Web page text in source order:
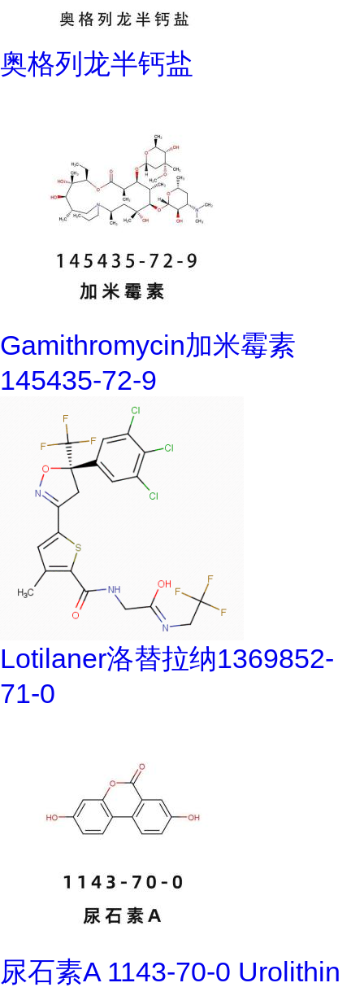
奥格列龙半钙盐
Gamithromycin加米霉素
145435-72-9
Lotilaner洛替拉纳1369852-
71-0
尿石素A 1143-70-0 Urolithin